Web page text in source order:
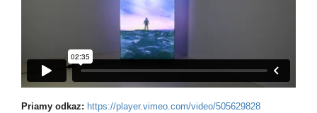
Priamy odkaz: https://player.vimeo.com/video/505629828